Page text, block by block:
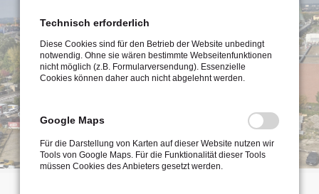
Technisch erforderlich
Diese Cookies sind für den Betrieb der Website unbedingt
notwendig. Ohne sie wären bestimmte Webseitenfunktionen
nicht möglich (z.B. Formularversendung). Essenzielle
Cookies können daher auch nicht abgelehnt werden.
Google Maps
Für die Darstellung von Karten auf dieser Website nutzen wir
Tools von Google Maps. Für die Funktionalität dieser Tools
müssen Cookies des Anbieters gesetzt werden.